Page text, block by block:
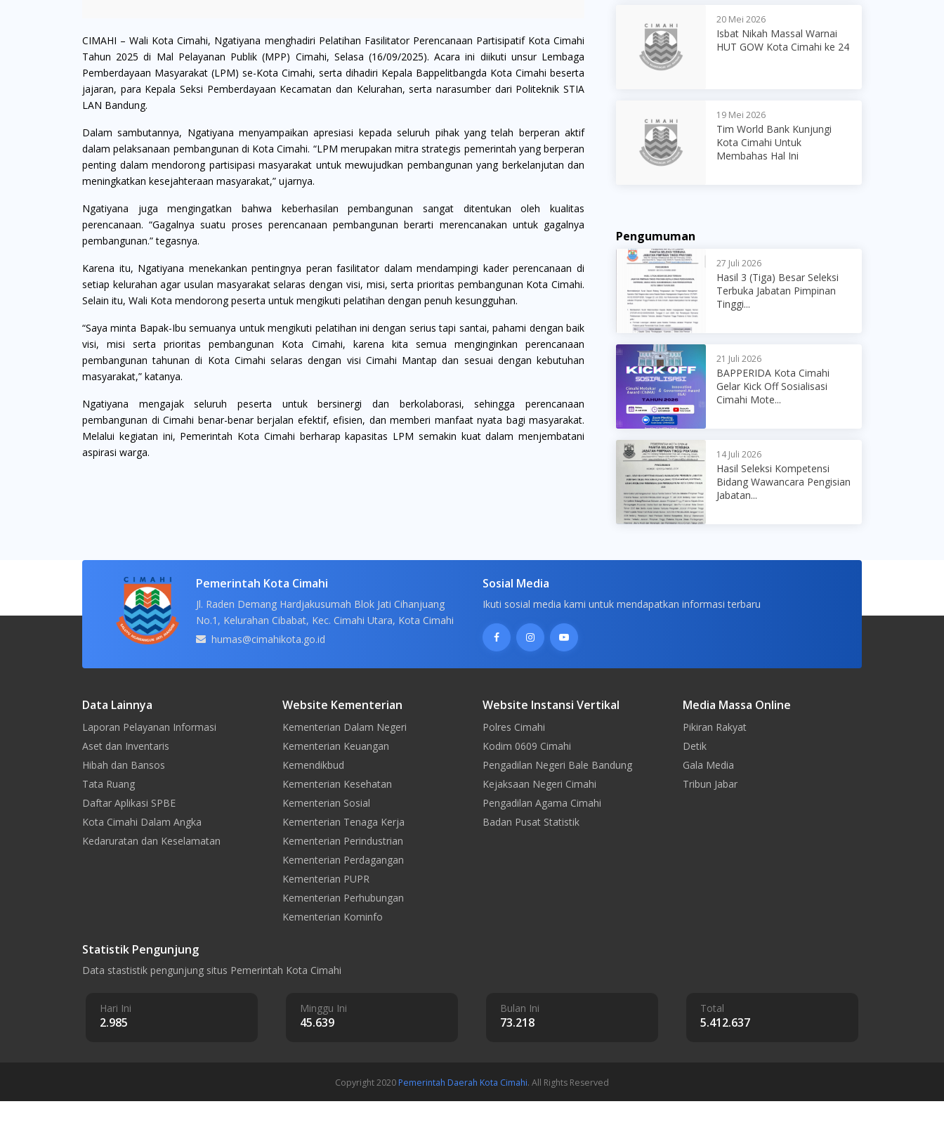
CIMAHI – Wali Kota Cimahi, Ngatiyana menghadiri Pelatihan Fasilitator Perencanaan Partisipatif Kota Cimahi
Tahun 2025 di Mal Pelayanan Publik (MPP) Cimahi, Selasa (16/09/2025). Acara ini diikuti unsur Lembaga
Pemberdayaan Masyarakat (LPM) se-Kota Cimahi, serta dihadiri Kepala Bappelitbangda Kota Cimahi beserta
jajaran, para Kepala Seksi Pemberdayaan Kecamatan dan Kelurahan, serta narasumber dari Politeknik STIA
LAN Bandung.
Dalam sambutannya, Ngatiyana menyampaikan apresiasi kepada seluruh pihak yang telah berperan aktif
dalam pelaksanaan pembangunan di Kota Cimahi. “LPM merupakan mitra strategis pemerintah yang berperan
penting dalam mendorong partisipasi masyarakat untuk mewujudkan pembangunan yang berkelanjutan dan
meningkatkan kesejahteraan masyarakat,” ujarnya.
Ngatiyana juga mengingatkan bahwa keberhasilan pembangunan sangat ditentukan oleh kualitas
perencanaan. “Gagalnya suatu proses perencanaan pembangunan berarti merencanakan untuk gagalnya
pembangunan.” tegasnya.
Karena itu, Ngatiyana menekankan pentingnya peran fasilitator dalam mendampingi kader perencanaan di
setiap kelurahan agar usulan masyarakat selaras dengan visi, misi, serta prioritas pembangunan Kota Cimahi.
Selain itu, Wali Kota mendorong peserta untuk mengikuti pelatihan dengan penuh kesungguhan.
“Saya minta Bapak-Ibu semuanya untuk mengikuti pelatihan ini dengan serius tapi santai, pahami dengan baik
visi, misi serta prioritas pembangunan Kota Cimahi, karena kita semua menginginkan perencanaan
pembangunan tahunan di Kota Cimahi selaras dengan visi Cimahi Mantap dan sesuai dengan kebutuhan
masyarakat,” katanya.
Ngatiyana mengajak seluruh peserta untuk bersinergi dan berkolaborasi, sehingga perencanaan
pembangunan di Cimahi benar-benar berjalan efektif, efisien, dan memberi manfaat nyata bagi masyarakat.
Melalui kegiatan ini, Pemerintah Kota Cimahi berharap kapasitas LPM semakin kuat dalam menjembatani
aspirasi warga.
20 Mei 2026
Isbat Nikah Massal Warnai
HUT GOW Kota Cimahi ke 24
19 Mei 2026
Tim World Bank Kunjungi
Kota Cimahi Untuk
Membahas Hal Ini
Pengumuman
27 Juli 2026
Hasil 3 (Tiga) Besar Seleksi
Terbuka Jabatan Pimpinan
Tinggi...
21 Juli 2026
BAPPERIDA Kota Cimahi
Gelar Kick Off Sosialisasi
Cimahi Mote...
14 Juli 2026
Hasil Seleksi Kompetensi
Bidang Wawancara Pengisian
Jabatan...
Pemerintah Kota Cimahi
Jl. Raden Demang Hardjakusumah Blok Jati Cihanjuang
No.1, Kelurahan Cibabat, Kec. Cimahi Utara, Kota Cimahi
humas@cimahikota.go.id
Sosial Media
Ikuti sosial media kami untuk mendapatkan informasi terbaru
Data Lainnya
Laporan Pelayanan Informasi
Aset dan Inventaris
Hibah dan Bansos
Tata Ruang
Daftar Aplikasi SPBE
Kota Cimahi Dalam Angka
Kedaruratan dan Keselamatan
Website Kementerian
Kementerian Dalam Negeri
Kementerian Keuangan
Kemendikbud
Kementerian Kesehatan
Kementerian Sosial
Kementerian Tenaga Kerja
Kementerian Perindustrian
Kementerian Perdagangan
Kementerian PUPR
Kementerian Perhubungan
Kementerian Kominfo
Website Instansi Vertikal
Polres Cimahi
Kodim 0609 Cimahi
Pengadilan Negeri Bale Bandung
Kejaksaan Negeri Cimahi
Pengadilan Agama Cimahi
Badan Pusat Statistik
Media Massa Online
Pikiran Rakyat
Detik
Gala Media
Tribun Jabar
Statistik Pengunjung
Data stastistik pengunjung situs Pemerintah Kota Cimahi
Hari Ini
2.985
Minggu Ini
45.639
Bulan Ini
73.218
Total
5.412.637
Copyright 2020 Pemerintah Daerah Kota Cimahi. All Rights Reserved